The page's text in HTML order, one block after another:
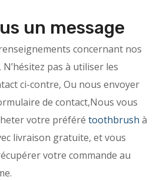
un message
concernant nos
pas à utiliser les
ci-contre, Ou nous envoyer
de contact,Nous vous
votre préférétoothbrush à
livraison gratuite, et vous
votre commande au